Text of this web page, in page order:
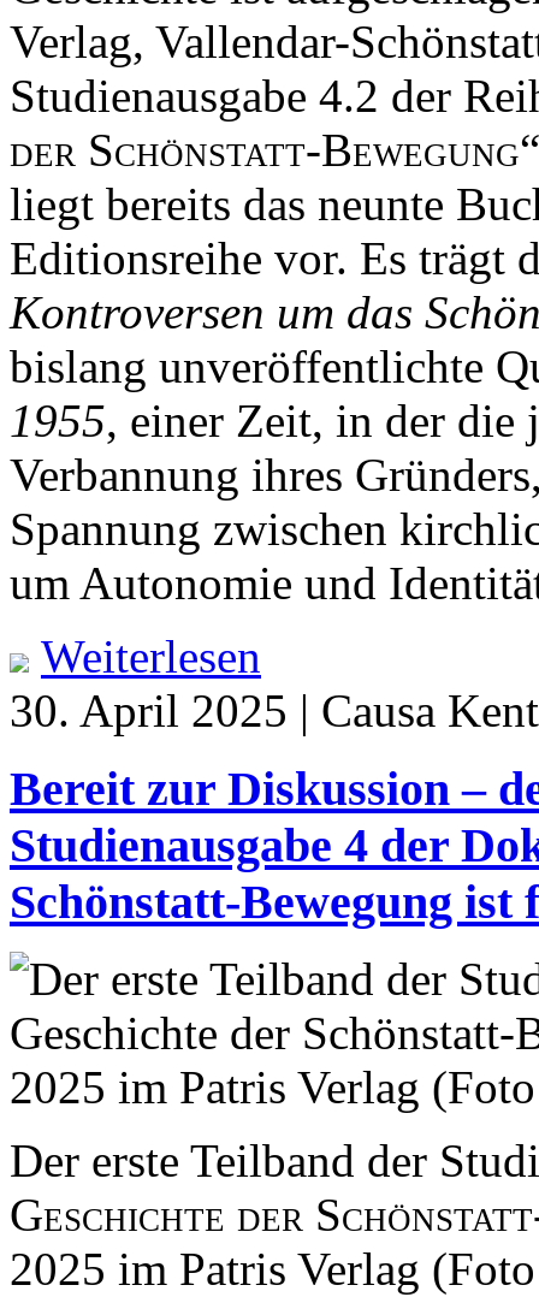
Verlag, Vallendar-
Studienausgabe 4.2 der
der Schönstatt-Bewegung
liegt bereits das neunte
Editionsreihe vor. Es trägt
Kontroversen um das
bislang unveröffentlichte
1955, einer Zeit, in der die
Verbannung ihres
Spannung zwischen
um Autonomie und
Weiterlesen
30. April 2025 | Causa
Bereit zur Diskussion –
Studienausgabe 4 der
Schönstatt-Bewegung ist
Der erste Teilband der
Geschichte der
2025 im Patris Verlag